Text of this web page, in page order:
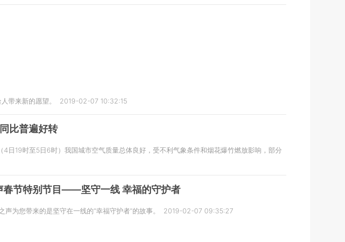
带来新的愿望。 2019-02-07 10:32:15
比普遍好转
日19时至5日6时）我国城市空气质量总体良好，受不利气象条件和烟花爆竹燃放影响，部分
春节特别节目——坚守一线 幸福的守护者
声为您带来的是坚守在一线的“幸福守护者”的故事。 2019-02-07 09:35:27